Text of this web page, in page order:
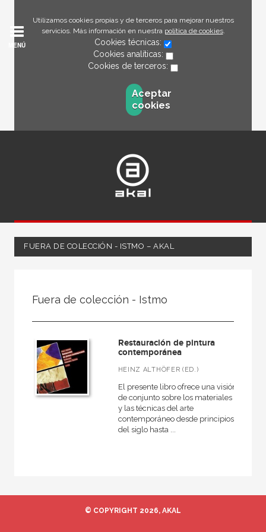
Utilizamos cookies propias y de terceros para mejorar nuestros
servicios. Más información en nuestra política de cookies.
Cookies técnicas:
Cookies analíticas:
Cookies de terceros:
Aceptar
cookies
MENÚ
FUERA DE COLECCIÓN - ISTMO – AKAL
Ciencias humanas y sociales
Bellas Artes
Pintura
MATERIAS
Fuera de colección - Istmo
Restauración de pintura
contemporánea
HEINZ ALTHÖFER (ED.)
El presente libro ofrece una visión
de conjunto sobre los materiales
y las técnicas del arte
contemporáneo desde principios
del siglo hasta ...
© COPYRIGHT 2026, AKAL